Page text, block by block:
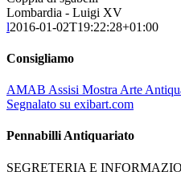
Lombardia - Luigi XV
l2016-01-02T19:22:28+01:00
Consigliamo
AMAB Assisi Mostra Arte
Segnalato su exibart.com
Pennabilli Antiquariato
SEGRETERIA E